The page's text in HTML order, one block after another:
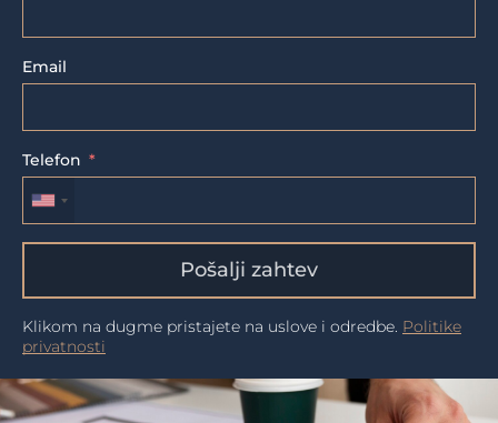
Email
Telefon
Pošalji zahtev
Klikom na dugme pristajete na uslove i odredbe. Politike
privatnosti